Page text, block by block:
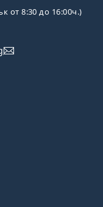
от 8:30 до 16:00ч.)